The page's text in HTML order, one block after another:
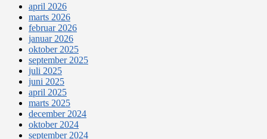
april 2026
marts 2026
februar 2026
januar 2026
oktober 2025
september 2025
juli 2025
juni 2025
april 2025
marts 2025
december 2024
oktober 2024
september 2024